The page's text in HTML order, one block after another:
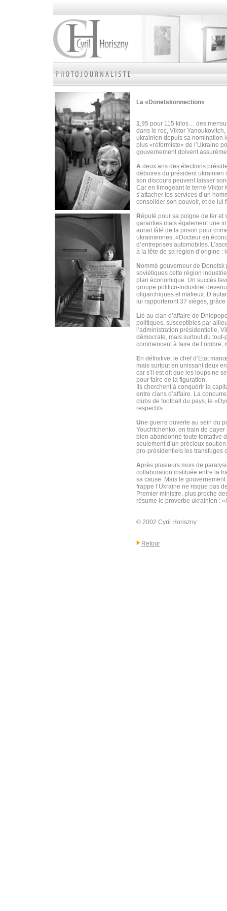
La «Donetskonnection»
1,95 pour 115 kilos… des
dans le roc, Viktor
ukrainien depuis sa nomination
plus «réformiste» de l’Ukraine
gouvernement doivent
A deux ans des élections
déboires du président ukrainien
son discours peuvent laisser
Car en limogeant le terne Viktor
s’attacher les services d’un
consolider son pouvoir, et de lui
Réputé pour sa poigne de fer et
garanties mais également une
aurait tâté de la prison pour
ukrainiennes. «Docteur en
d’entreprises automobiles.
à la tête de sa région d’origine :
Nommé gouverneur de Donetsk
soviétiques cette région
plan économique. Un succès
groupe politico-industriel
oligarchiques et mafieux.
lui rapporteront 37 sièges,
Lié au clan d’affaire de
politiques, susceptibles par
l’administration présidentielle,
démocrate, mais surtout du
commencent à faire de
En définitive, le chef d’Etat
mais surtout en unissant deux
car s’il est dit que les loups ne
pour faire de la figuration.
Ils cherchent à conquérir la
entre clans d’affaire. La
clubs de football du pays, le
respectifs.
Une guerre ouverte au sein du
Youchtchenko, en train de
bien abandonné toute tentative
seulement d’un précieux
pro-présidentiels les transfuges
Après plusieurs mois de
collaboration instituée entre la
sa cause. Mais le
frappe l’Ukraine ne risque pas
Premier ministre, plus proche
résume le proverbe ukrainien :
© 2002 Cyril Horiszny
Retour